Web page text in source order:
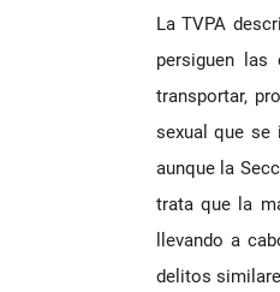
La TVPA
persiguen las
transportar,
sexual que se
aunque la
trata que la
llevando a
delitos